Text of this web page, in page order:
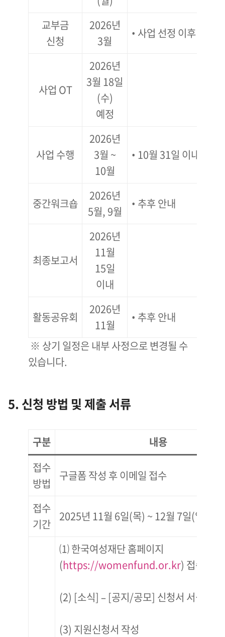
교부금
신청
2026년
3월
• 사업 선정 이후 진행
사업 OT
2026년
3월 18일
(수)
예정
사업 수행
2026년
3월 ~
10월
• 10월 31일 이내 종료
중간워크숍
2026년
5월, 9월
• 추후 안내
최종보고서
2026년
11월
15일
이내
활동공유회
2026년
11월
• 추후 안내
※ 상기 일정은 내부 사정으로 변경될 수
있습니다.
5. 신청 방법 및 제출 서류
구분
내용
접수
방법
구글폼 작성 후 이메일 접수
접수
기간
2025년 11월 6일(목) ~ 12월 7일(일)
⑴ 한국여성재단 홈페이지
(https://womenfund.or.kr) 접속
(2) [소식] – [공지/공모] 신청서 서식 내
(3) 지원신청서 작성